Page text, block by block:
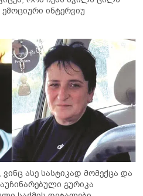
ემოციური ინტერვიუ
ასე სასტიკად მომექცა და